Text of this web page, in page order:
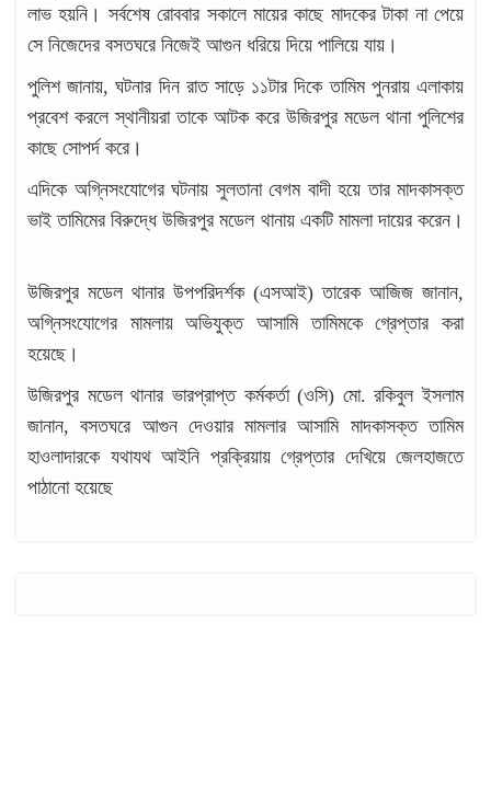
লাভ হয়নি। সর্বশেষ রোববার সকালে মায়ের কাছে মাদকের টাকা না পেয়ে
সে নিজেদের বসতঘরে নিজেই আগুন ধরিয়ে দিয়ে পালিয়ে যায়।
পুলিশ জানায়, ঘটনার দিন রাত সাড়ে ১১টার দিকে তামিম পুনরায় এলাকায়
প্রবেশ করলে স্থানীয়রা তাকে আটক করে উজিরপুর মডেল থানা পুলিশের
কাছে সোপর্দ করে।
এদিকে অগ্নিসংযোগের ঘটনায় সুলতানা বেগম বাদী হয়ে তার মাদকাসক্ত
ভাই তামিমের বিরুদ্ধে উজিরপুর মডেল থানায় একটি মামলা দায়ের করেন।
উজিরপুর মডেল থানার উপপরিদর্শক (এসআই) তারেক আজিজ জানান,
অগ্নিসংযোগের মামলায় অভিযুক্ত আসামি তামিমকে গ্রেপ্তার করা
হয়েছে।
উজিরপুর মডেল থানার ভারপ্রাপ্ত কর্মকর্তা (ওসি) মো. রকিবুল ইসলাম
জানান, বসতঘরে আগুন দেওয়ার মামলার আসামি মাদকাসক্ত তামিম
হাওলাদারকে যথাযথ আইনি প্রক্রিয়ায় গ্রেপ্তার দেখিয়ে জেলহাজতে
পাঠানো হয়েছে